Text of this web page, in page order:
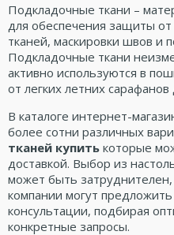
Подкладочные ткани –
для обеспечения защиты
тканей, маскировки швов
Подкладочные ткани
активно используются в
от легких летних
В каталоге интернет-
более сотни различных
тканей купить которые
доставкой. Выбор из
может быть
компании могут
консультации, подбирая
конкретные запросы.